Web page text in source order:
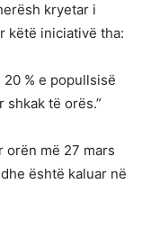
kryetar i
këtë iniciativë tha:
% e popullsisë
të orës.”
orën më 27 mars
është kaluar në